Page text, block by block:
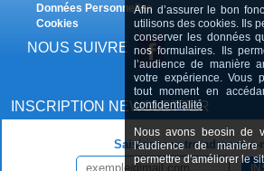
Données Personnelles
Cookies
NOUS SUIVRE
INSCRIPTION NEWSLETTER
Saisissez votre adresse e-
Afin d’assurer le bon
utilisons des cookies. Ils
conserver les données
nos formulaires. Ils
l’audience de manière
votre expérience. Vous
tout moment en
confidentialité
Nous avons beosin de
l'audience de
permettre d'améliorer le